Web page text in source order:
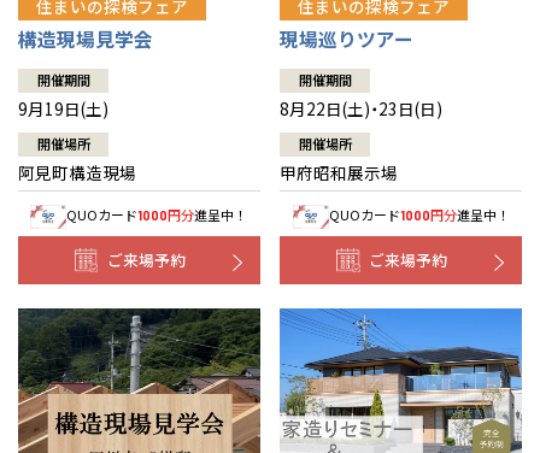
住まいの探検フェア
構造現場見学会
開催期間
9月19日(土)
開催場所
阿見町構造現場
QUOカード1000円分進呈中！
ご来場予約
住まいの探検フェア
現場巡りツアー
開催期間
8月22日(土)・23日(日)
開催場所
甲府昭和展示場
QUOカード1000円分進呈中！
ご来場予約